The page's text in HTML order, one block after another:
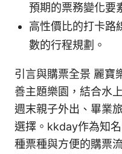
預期的票務變化要
高性價比的打卡路
數的行程規劃。
引言與購票全景 麗寶
善主題樂園，結合水
週末親子外出、畢業
選擇。kkday作為知
種票種與方便的購票